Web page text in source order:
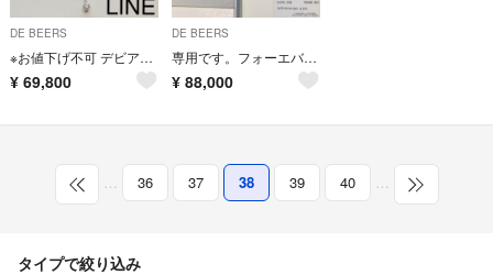
DE BEERS
※お値下げ不可 デビアス LINE K18WG ダイヤ ネックレス 神楽坂宝石
¥ 69,800
DE BEERS
専用です。フォーエバーマーク ネックレス
¥ 88,000
… 36 37 38 39 40 …
タイプで絞り込み